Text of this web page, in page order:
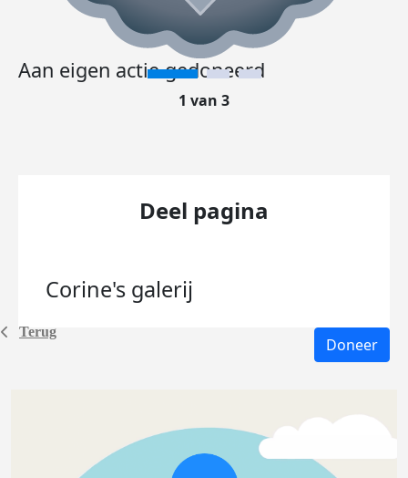
Terug
Aan eigen actie gedoneerd
1 van 3
Deel pagina
Corine's galerij
Doneer